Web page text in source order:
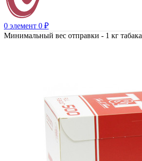
0 элемент 0 ₽
Минимальный вес отправки - 1 кг табака